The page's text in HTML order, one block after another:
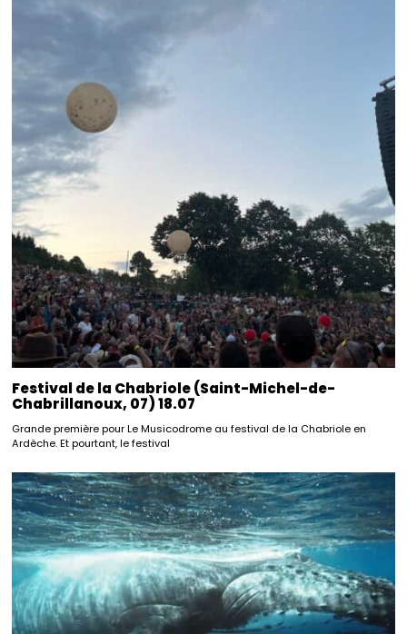
Festival de la Chabriole (Saint-Michel-de-
Chabrillanoux, 07) 18.07
Grande première pour Le Musicodrome au festival de la Chabriole en
Ardèche. Et pourtant, le festival